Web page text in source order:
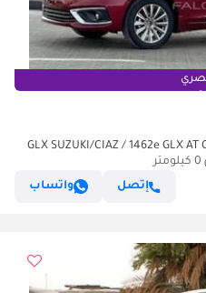
سوزوكي سياز GLX SUZUKI/CIAZ / 1462e GLX AT CD9KHZ BT NEW FACE
0 كيلومتر
إتصل
واتساب